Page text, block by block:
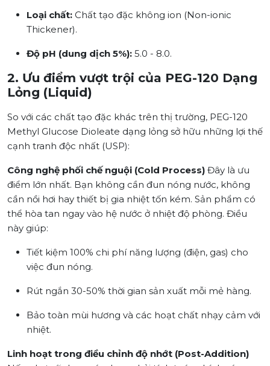
Loại chất: Chất tạo đặc không ion (Non-ionic
Thickener).
Độ pH (dung dịch 5%): 5.0 - 8.0.
2. Ưu điểm vượt trội của PEG-120 Dạng
Lỏng (Liquid)
So với các chất tạo đặc khác trên thị trường, PEG-120
Methyl Glucose Dioleate dạng lỏng sở hữu những lợi thế
cạnh tranh độc nhất (USP):
Công nghệ phối chế nguội (Cold Process) Đây là ưu
điểm lớn nhất. Bạn không cần đun nóng nước, không
cần nồi hơi hay thiết bị gia nhiệt tốn kém. Sản phẩm có
thể hòa tan ngay vào hệ nước ở nhiệt độ phòng. Điều
này giúp:
Tiết kiệm 100% chi phí năng lượng (điện, gas) cho
việc đun nóng.
Rút ngắn 30-50% thời gian sản xuất mỗi mẻ hàng.
Bảo toàn mùi hương và các hoạt chất nhạy cảm với
nhiệt.
Linh hoạt trong điều chỉnh độ nhớt (Post-Addition)